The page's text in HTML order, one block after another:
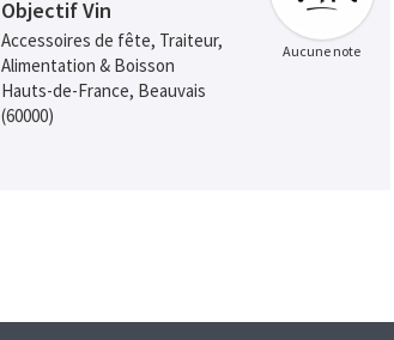
Objectif Vin
Accessoires de fête, Traiteur,
Alimentation & Boisson
Hauts-de-France, Beauvais
(60000)
Aucune note